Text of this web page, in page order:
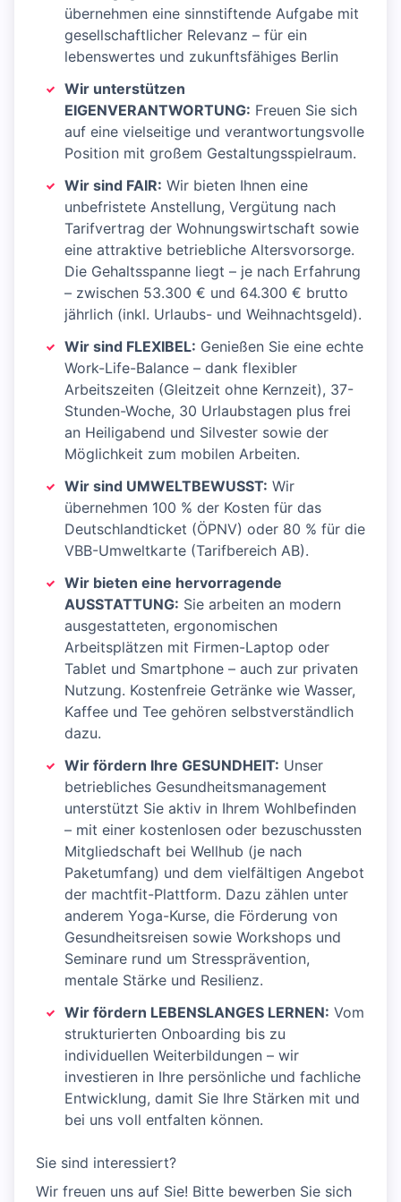
übernehmen eine sinnstiftende Aufgabe mit
gesellschaftlicher Relevanz – für ein
lebenswertes und zukunftsfähiges Berlin
Wir unterstützen
EIGENVERANTWORTUNG: Freuen Sie sich
auf eine vielseitige und verantwortungsvolle
Position mit großem Gestaltungsspielraum.
Wir sind FAIR: Wir bieten Ihnen eine
unbefristete Anstellung, Vergütung nach
Tarifvertrag der Wohnungswirtschaft sowie
eine attraktive betriebliche Altersvorsorge.
Die Gehaltsspanne liegt – je nach Erfahrung
– zwischen 53.300 € und 64.300 € brutto
jährlich (inkl. Urlaubs- und Weihnachtsgeld).
Wir sind FLEXIBEL: Genießen Sie eine echte
Work-Life-Balance – dank flexibler
Arbeitszeiten (Gleitzeit ohne Kernzeit), 37-
Stunden-Woche, 30 Urlaubstagen plus frei
an Heiligabend und Silvester sowie der
Möglichkeit zum mobilen Arbeiten.
Wir sind UMWELTBEWUSST: Wir
übernehmen 100 % der Kosten für das
Deutschlandticket (ÖPNV) oder 80 % für die
VBB-Umweltkarte (Tarifbereich AB).
Wir bieten eine hervorragende
AUSSTATTUNG: Sie arbeiten an modern
ausgestatteten, ergonomischen
Arbeitsplätzen mit Firmen-Laptop oder
Tablet und Smartphone – auch zur privaten
Nutzung. Kostenfreie Getränke wie Wasser,
Kaffee und Tee gehören selbstverständlich
dazu.
Wir fördern Ihre GESUNDHEIT: Unser
betriebliches Gesundheitsmanagement
unterstützt Sie aktiv in Ihrem Wohlbefinden
– mit einer kostenlosen oder bezuschussten
Mitgliedschaft bei Wellhub (je nach
Paketumfang) und dem vielfältigen Angebot
der machtfit-Plattform. Dazu zählen unter
anderem Yoga-Kurse, die Förderung von
Gesundheitsreisen sowie Workshops und
Seminare rund um Stressprävention,
mentale Stärke und Resilienz.
Wir fördern LEBENSLANGES LERNEN: Vom
strukturierten Onboarding bis zu
individuellen Weiterbildungen – wir
investieren in Ihre persönliche und fachliche
Entwicklung, damit Sie Ihre Stärken mit und
bei uns voll entfalten können.
Sie sind interessiert?
Wir freuen uns auf Sie! Bitte bewerben Sie sich